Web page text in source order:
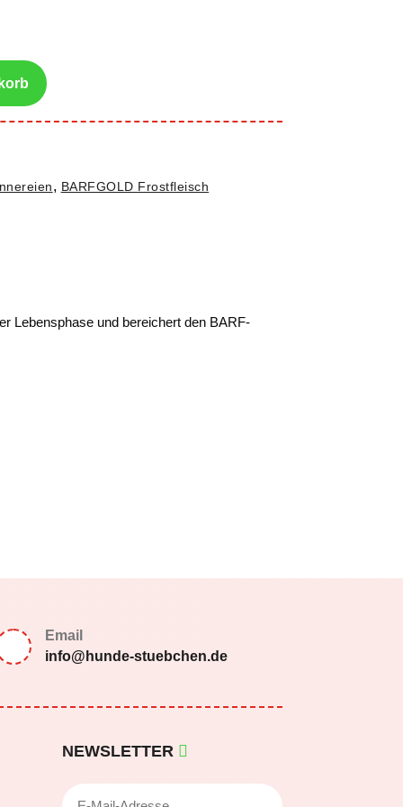
, BARFGOLD Frostfleisch
Lebensphase und bereichert den BARF-
Email
info@hunde-stuebchen.de
NEWSLETTER